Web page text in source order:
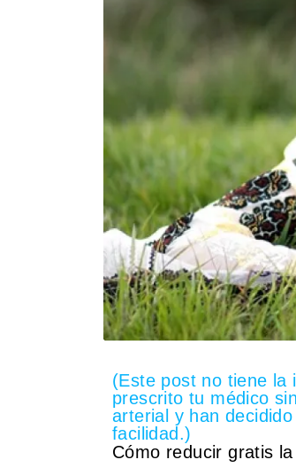
(Este post no tiene la
prescrito tu médico
arterial y han
facilidad.)
Cómo reducir gratis